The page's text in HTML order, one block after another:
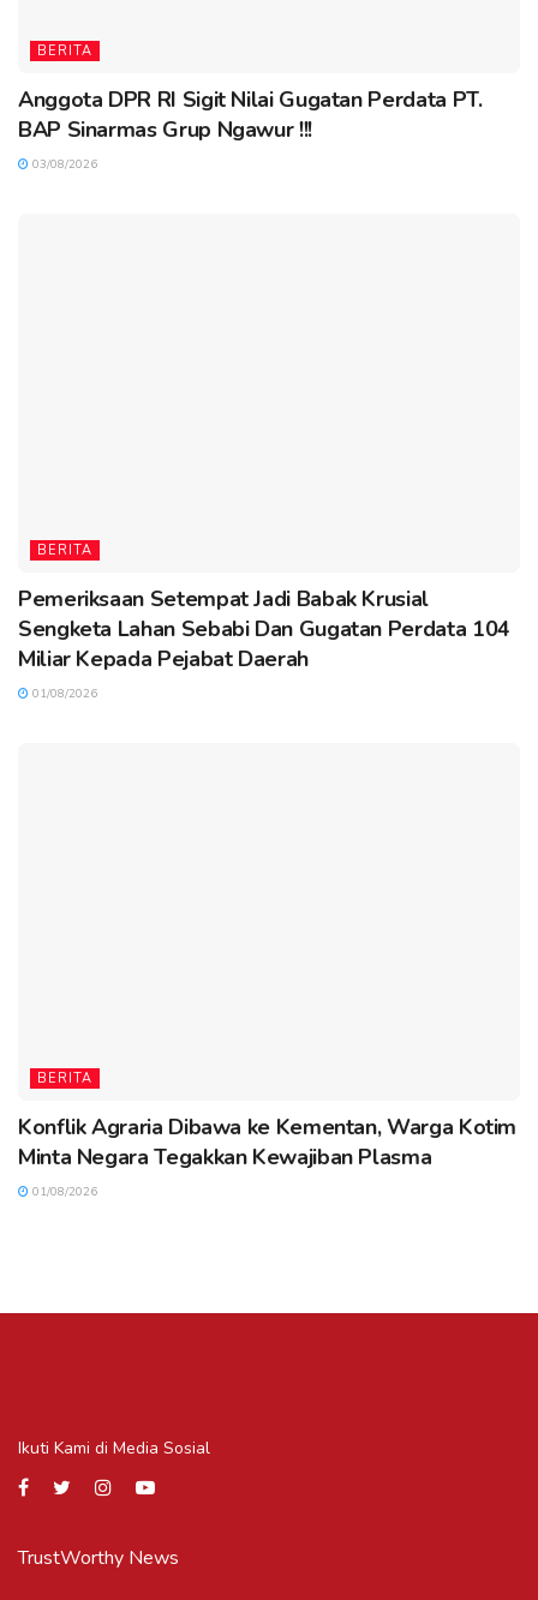
BERITA
Anggota DPR RI Sigit Nilai Gugatan Perdata PT.
BAP Sinarmas Grup Ngawur !!!
03/08/2026
BERITA
Pemeriksaan Setempat Jadi Babak Krusial
Sengketa Lahan Sebabi Dan Gugatan Perdata 104
Miliar Kepada Pejabat Daerah
01/08/2026
BERITA
Konflik Agraria Dibawa ke Kementan, Warga Kotim
Minta Negara Tegakkan Kewajiban Plasma
01/08/2026
Ikuti Kami di Media Sosial
TrustWorthy News